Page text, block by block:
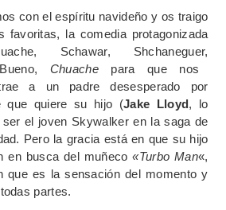
con el espíritu navideño y os traigo
favoritas, la comedia protagonizada
Schawar, Shchaneguer,
Chuachepara que nos
a un padre desesperado por
que quiere su hijo (Jake Lloyd, lo
el joven Skywalker en la saga de
Pero la gracia está en que su hijo
en busca del muñeco«Turbo Man«,
que es la sensación del momento y
partes.